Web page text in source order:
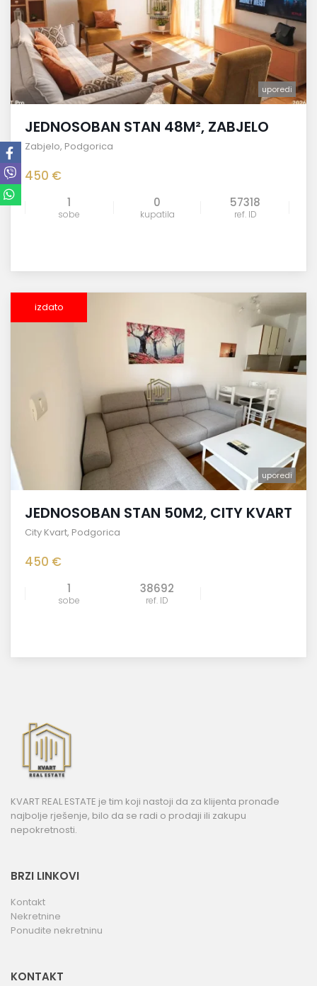
uporedi
JEDNOSOBAN STAN 48M², ZABJELO
Zabjelo, Podgorica
450 €
1
sobe
0
kupatila
57318
ref. ID
izdato
uporedi
JEDNOSOBAN STAN 50M2, CITY KVART
City Kvart, Podgorica
450 €
1
sobe
38692
ref. ID
KVART REAL ESTATE je tim koji nastoji da za klijenta pronađe
najbolje rješenje, bilo da se radi o prodaji ili zakupu
nepokretnosti.
BRZI LINKOVI
Kontakt
Nekretnine
Ponudite nekretninu
KONTAKT